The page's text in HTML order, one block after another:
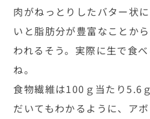
肉がねっとりしたバター状
いと脂肪分が豊富なことか
われるそう。実際に生で食
ね。
食物繊維は100ｇ当たり5.6
だいてもわかるように、ア